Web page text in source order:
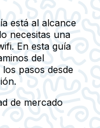
está al alcance
necesitas una
En esta guía
del
pasos desde
de mercado